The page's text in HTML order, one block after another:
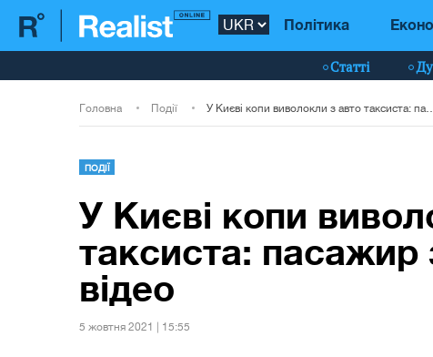
Політика
Статті
Головна Події
ПОДІЇ
У Києві копи
таксиста: пасажир
відео
5 жовтня 2021 | 15:55